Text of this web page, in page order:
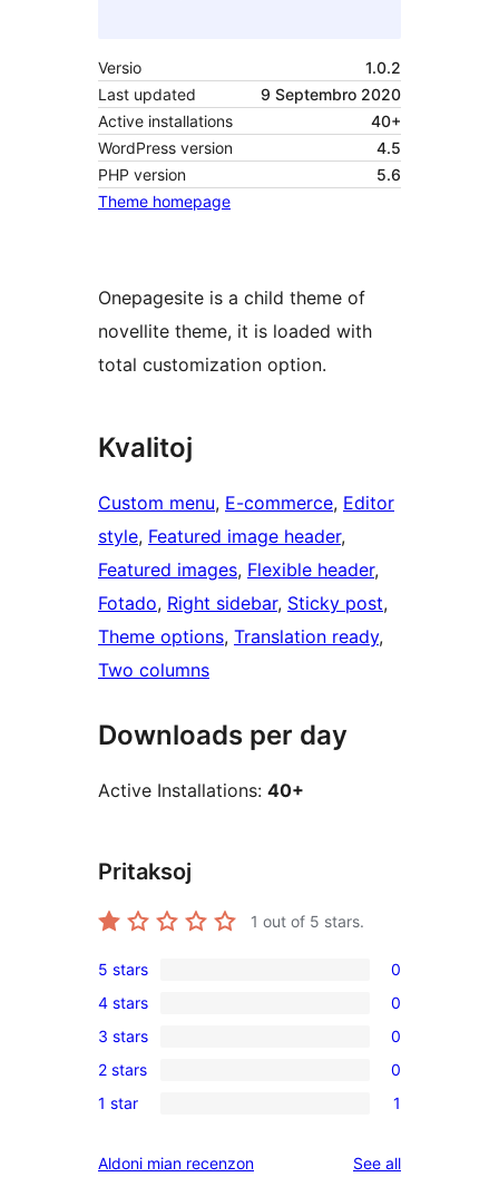
Versio
1.0.2
Last updated
9 Septembro 2020
Active installations
40+
WordPress version
4.5
PHP version
5.6
Theme homepage
Onepagesite is a child theme of
novellite theme, it is loaded with
total customization option.
Kvalitoj
Custom menu, E-commerce, Editor
style, Featured image header
Featured images, Flexible header
Fotado, Right sidebar, Sticky post
Theme options, Translation ready
Two columns
Downloads per day
Active Installations: 40+
Pritaksoj
1 out of 5 stars.
0
5-
star
reviews
5 stars 0
0
4-
star
reviews
4 stars 0
0
3-
star
3 stars 0
0
2-
reviews
2 stars 0
1
1 star 1
Aldoni mian recenzon See allreviews